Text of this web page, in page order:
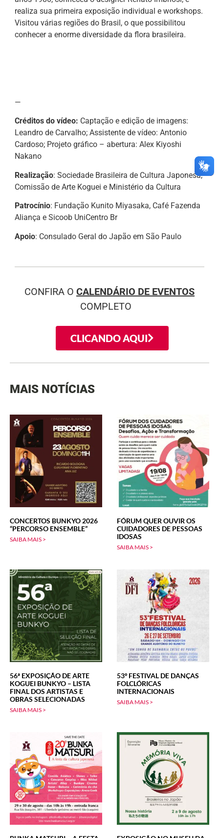
realiza sua primeira exposição individual e workshops.
Visitou várias regiões do Brasil, o que possibilitou
conhecer a enorme diversidade da flora brasileira.
—
Créditos do vídeo: Captação e edição de imagens:
Leandro de Carvalho; Assistente de vídeo: Antonio
Cardoso; Projeto gráfico – abertura: Alex Kiyoshi
Nakano
Realização: Sociedade Brasileira de Cultura Japonesa,
Comissão de Arte Koguei e Ministério da Cultura
Patrocínio: Fundação Kunito Miyasaka, Café Fazenda
Aliança e Sicoob UniCentro Br
Apoio: Consulado Geral do Japão em São Paulo
CONFIRA O CALENDÁRIO DE EVENTOS
COMPLETO
CLICANDO AQUI
MAIS NOTÍCIAS
CONCERTOS BUNKYO 2026
“PERCORSO ENSEMBLE”
SAIBA MAIS >
FÓRUM QUER OUVIR OS
CUIDADORES DE PESSOAS
IDOSAS
SAIBA MAIS >
56ª EXPOSIÇÃO DE ARTE
KOGUEI BUNKYO – LISTA
FINAL DOS ARTISTAS E
OBRAS SELECIONADAS
SAIBA MAIS >
53º FESTIVAL DE DANÇAS
FOLCLÓRICAS
INTERNACIONAIS
SAIBA MAIS >